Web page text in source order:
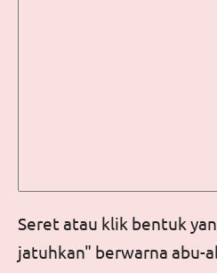
Seret atau klik bentuk
jatuhkan" berwarna abu-